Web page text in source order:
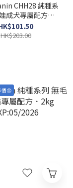
CHH28 純種系
成犬專屬配方．
EXP:05/2026
HK$203.00
價😍